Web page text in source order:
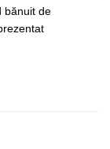
bănuit de